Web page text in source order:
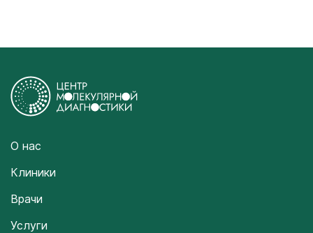
О нас
Клиники
Врачи
Услуги